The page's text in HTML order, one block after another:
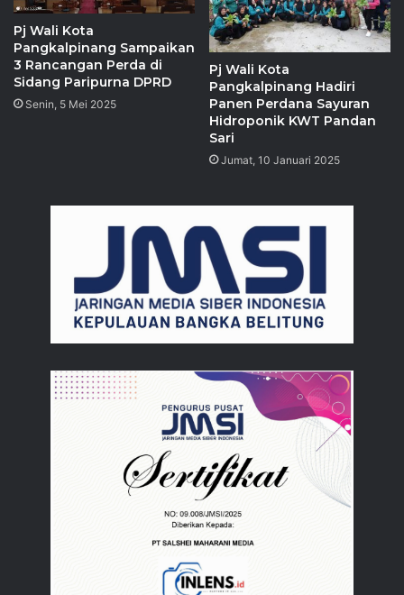
Pj Wali Kota
Pangkalpinang Sampaikan
3 Rancangan Perda di
Sidang Paripurna DPRD
Senin, 5 Mei 2025
Pj Wali Kota
Pangkalpinang Hadiri
Panen Perdana Sayuran
Hidroponik KWT Pandan
Sari
Jumat, 10 Januari 2025